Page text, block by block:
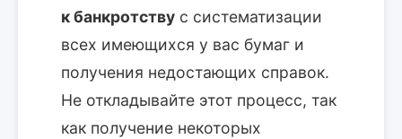
к банкротству с систематизации
всех имеющихся у вас бумаг и
получения недостающих справок.
Не откладывайте этот процесс, так
как получение некоторых